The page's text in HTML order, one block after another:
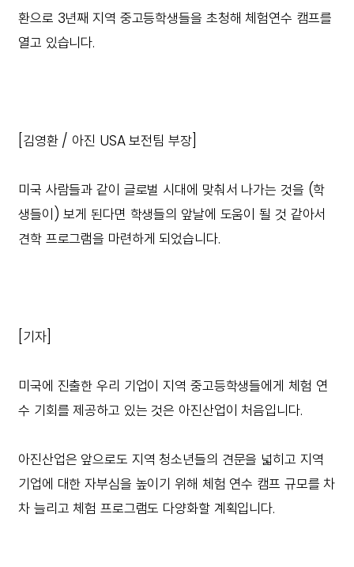
환으로 3년째 지역 중고등학생들을 초청해 체험연수 캠프를
열고 있습니다.
[김영환 / 아진 USA 보전팀 부장]
미국 사람들과 같이 글로벌 시대에 맞춰서 나가는 것을 (학
생들이) 보게 된다면 학생들의 앞날에 도움이 될 것 같아서
견학 프로그램을 마련하게 되었습니다.
[기자]
미국에 진출한 우리 기업이 지역 중고등학생들에게 체험 연
수 기회를 제공하고 있는 것은 아진산업이 처음입니다.
아진산업은 앞으로도 지역 청소년들의 견문을 넓히고 지역
기업에 대한 자부심을 높이기 위해 체험 연수 캠프 규모를 차
차 늘리고 체험 프로그램도 다양화할 계획입니다.